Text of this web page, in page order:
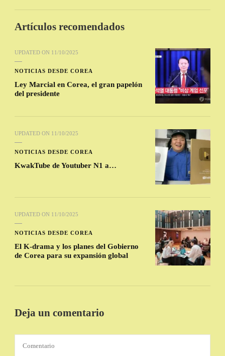
Artículos recomendados
UPDATED ON 11/10/2025
NOTICIAS DESDE COREA
Ley Marcial en Corea, el gran papelón
del presidente
UPDATED ON 11/10/2025
NOTICIAS DESDE COREA
KwakTube de Youtuber N1 a…
UPDATED ON 11/10/2025
NOTICIAS DESDE COREA
El K-drama y los planes del Gobierno
de Corea para su expansión global
Deja un comentario